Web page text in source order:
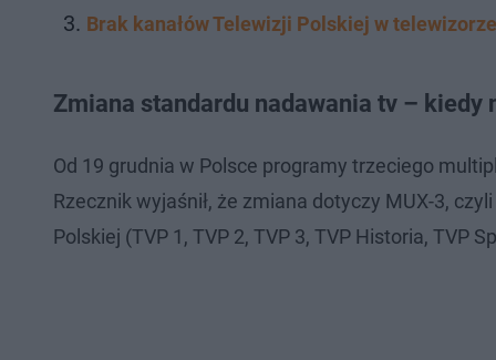
Brak kanałów Telewizji Polskiej w
Zmiana standardu nadawania tv – kiedy
Od 19 grudnia w Polsce programy trzeciego
Rzecznik wyjaśnił, że zmiana dotyczy MUX-3,
Polskiej (TVP 1, TVP 2, TVP 3, TVP Historia, TVP